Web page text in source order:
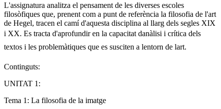
L'assignatura analitza el pensament de les diverses escoles
filosòfiques que, prenent com a punt de referència la filosofia de l'art
de Hegel, tracen el camí d'aquesta disciplina al llarg dels segles XIX
i XX. Es tracta d'aprofundir en la capacitat danàlisi i crítica dels
textos i les problemàtiques que es susciten a lentorn de lart.
Continguts:
UNITAT 1:
Tema 1: La filosofia de la imatge